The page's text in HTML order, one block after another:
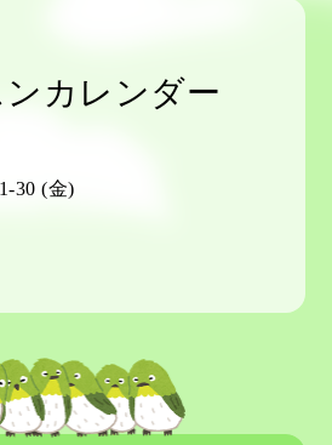
ンカレンダー
30 (金)